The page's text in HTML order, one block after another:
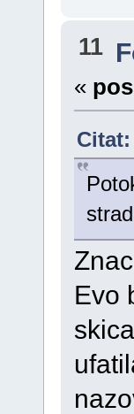
11
«
Citat:
Evo